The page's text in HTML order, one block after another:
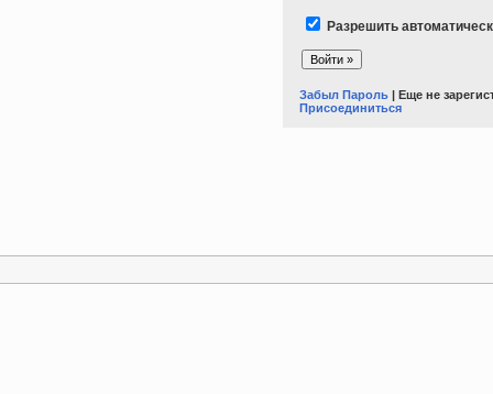
Разрешить
Забыл Пароль | Еще не
Присоединиться